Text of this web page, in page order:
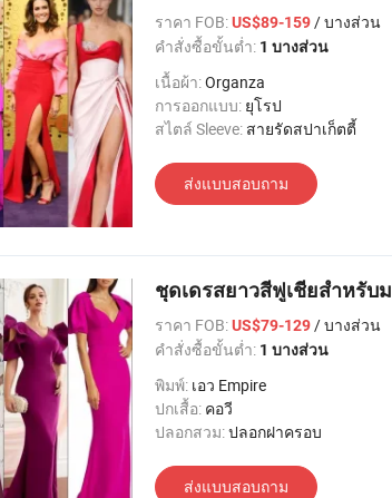
ราคา FOB:US$89-159/ บางส่วน
คำสั่งซื้อขั้นต่ำ: 1 บางส่วน
เนื้อผ้า:Organza
การออกแบบ: ยุโรป
สไตล์ Sleeve: สายรัดสปาเก็ตตี้
ส่งแบบสอบถาม
ชุดเดรสยาวสีฟูเชียสำหรับ
ราคา FOB:US$79-129/ บางส่วน
คำสั่งซื้อขั้นต่ำ: 1 บางส่วน
พิมพ์: เอว Empire
ปกเสื้อ: คอวี
ปลอกสวม:ปลอกฝาครอบ
ส่งแบบสอบถาม